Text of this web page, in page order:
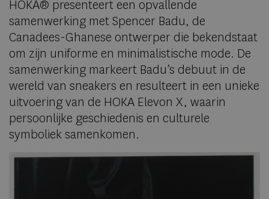
HOKA® presenteert een opvallende
samenwerking met Spencer Badu, de
Canadees-Ghanese ontwerper die bekendstaat
om zijn uniforme en minimalistische mode. De
samenwerking markeert Badu’s debuut in de
wereld van sneakers en resulteert in een unieke
uitvoering van de HOKA Elevon X, waarin
persoonlijke geschiedenis en culturele
symboliek samenkomen.